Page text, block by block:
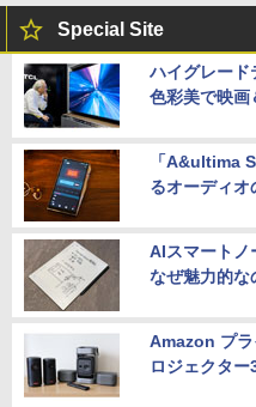
Special Site
ハイグレー
色彩美で映画
「A&ultima
るオーディオ
AIスマートノ
なぜ魅力的な
Amazon プ
ロジェクタ